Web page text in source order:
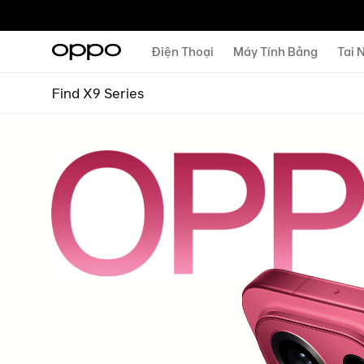
Điện Thoại Máy Tính Bảng Tai
Find X9 Series